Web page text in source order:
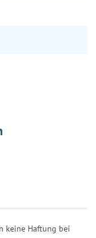
keine Haftung bei